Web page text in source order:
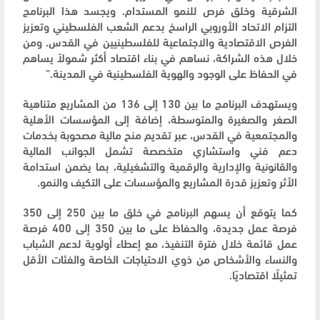
الشرقية وخلق فرص للنمو المستدام. ويجسد هذا البرنامج
التزام الاتحاد الأوروبي الراسخ بدعم الشعب الفلسطيني وتعزيز
الفرص الاقتصادية والاجتماعية للفلسطينيين في القدس. ومن
خلال هذه الشراكة، نساهم في بناء اقتصاد أكثر شمولاً يساهم
في الحفاظ على الوجود والهوية الفلسطينية في المدينة.”
ويستهدف البرنامج ما بين 130 إلى 136 من المشاريع متناهية
الصغر والصغيرة والمتوسطة، إضافة إلى المؤسسات الأهلية
والمجتمعية في القدس، عبر تقديم منح مالية مصحوبة بخدمات
دعم فني واستشاري متخصصة تشمل الجوانب المالية
والقانونية والإدارية والرقمية والتشغيلية، بما يضمن استدامة
الأثر وتعزيز قدرة المشاريع والمؤسسات على التكيف والنمو.
كما يتوقع أن يسهم البرنامج في خلق ما بين 250 إلى 350
فرصة عمل جديدة، والحفاظ على ما بين 350 إلى 400 فرصة
عمل قائمة خلال فترة التنفيذ، مع إعطاء أولوية لدعم الشباب
والنساء والأشخاص من ذوي الاحتياجات الخاصة والفئات الأقل
تمثيلًا اقتصاديًا.